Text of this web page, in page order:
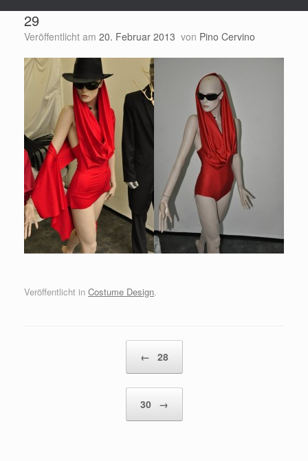
29
Veröffentlicht am 20. Februar 2013 von Pino Cervino
Veröffentlicht in Costume Design.
← 28
30 →